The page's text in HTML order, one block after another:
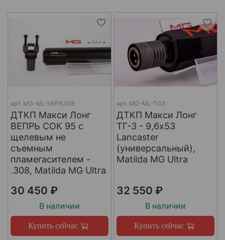
арт. МG-ML-VEPR308
ДТКП Макси Лонг
ВЕПРЬ СОК 95 с
щелевым не
съемным
пламегасителем -
.308, Matilda MG Ultra
30 450 ₽
В наличии
Купить сейчас
арт. MG-ML-TG3
ДТКП Макси Лонг
ТГ-3 - 9,6x53
Lancaster
(универсальный),
Matilda MG Ultra
32 550 ₽
В наличии
Купить сейчас